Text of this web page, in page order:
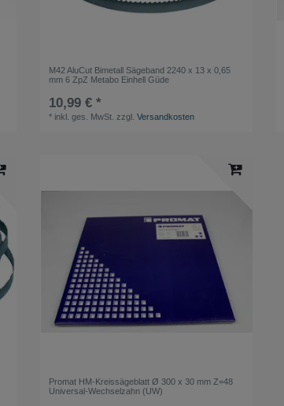
M42 AluCut Bimetall Sägeband 2240 x 13 x 0,65
mm 6 ZpZ Metabo Einhell Güde
10,99 € *
* inkl. ges. MwSt. zzgl.Versandkosten
Promat HM-Kreissägeblatt Ø 300 x 30 mm Z=48
Universal-Wechselzahn (UW)